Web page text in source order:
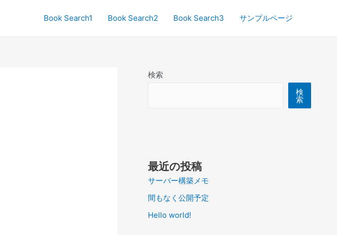
Book Search1 Book Search2 Book Search3 サンプルページ
検索
検
索
最近の投稿
サーバー構築メモ
間もなく公開予定
Hello world!